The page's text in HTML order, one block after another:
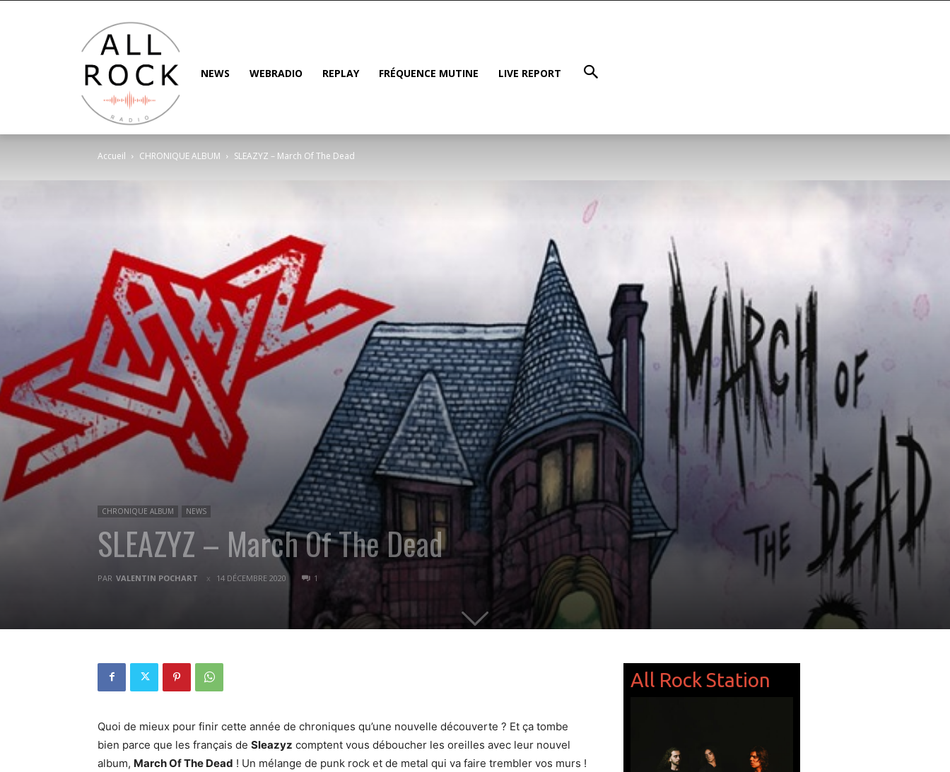
NEWS WEBRADIO REPLAY FRÉQUENCE MUTINE LIVE REPORT
Accueil CHRONIQUE ALBUM SLEAZYZ – March Of The Dead
CHRONIQUE ALBUM NEWS
SLEAZYZ – March Of The Dead
PAR VALENTIN POCHART 14 DÉCEMBRE 2020 1
Quoi de mieux pour finir cette année de chroniques qu’une nouvelle découverte ? Et ça tombe
bien parce que les français de Sleazyz comptent vous déboucher les oreilles avec leur nouvel
album, March Of The Dead ! Un mélange de punk rock et de metal qui va faire trembler vos murs !